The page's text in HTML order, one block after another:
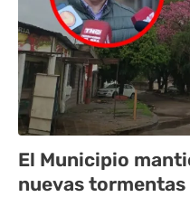
El Municipio
nuevas tormentas